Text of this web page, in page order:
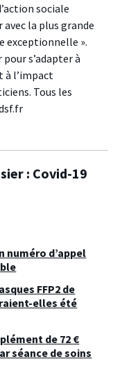
sociale
avec la plus grande
exceptionnelle ».
s’adapter à
à l’impact
Tous les
: Covid-19
numéro d’appel
FFP2 de
elles été
de 72 €
séance de soins